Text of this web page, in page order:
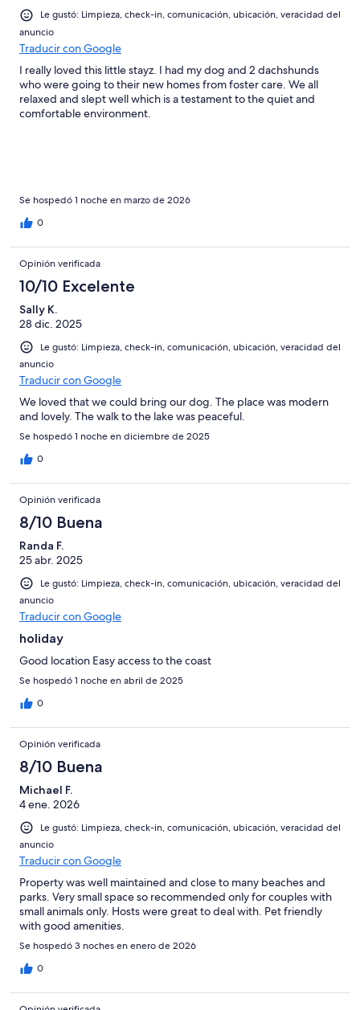
Le gustó: Limpieza, check-in, comunicación, ubicación, veracidad del
anuncio
Traducir con Google
I really loved this little stayz. I had my dog and 2 dachshunds
who were going to their new homes from foster care. We all
relaxed and slept well which is a testament to the quiet and
comfortable environment.
Se hospedó 1 noche en marzo de 2026
0
Opinión verificada
10/10 Excelente
Sally K.
28 dic. 2025
Le gustó: Limpieza, check-in, comunicación, ubicación, veracidad del
anuncio
Traducir con Google
We loved that we could bring our dog. The place was modern
and lovely. The walk to the lake was peaceful.
Se hospedó 1 noche en diciembre de 2025
0
Opinión verificada
8/10 Buena
Randa F.
25 abr. 2025
Le gustó: Limpieza, check-in, comunicación, ubicación, veracidad del
anuncio
Traducir con Google
holiday
Good location Easy access to the coast
Se hospedó 1 noche en abril de 2025
0
Opinión verificada
8/10 Buena
Michael F.
4 ene. 2026
Le gustó: Limpieza, check-in, comunicación, ubicación, veracidad del
anuncio
Traducir con Google
Property was well maintained and close to many beaches and
parks. Very small space so recommended only for couples with
small animals only. Hosts were great to deal with. Pet friendly
with good amenities.
Se hospedó 3 noches en enero de 2026
0